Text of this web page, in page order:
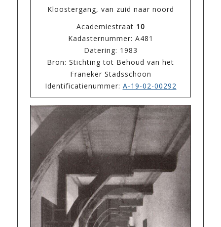
Kloostergang, van zuid naar noord
Academiestraat 10
Kadasternummer: A481
Datering: 1983
Bron: Stichting tot Behoud van het
Franeker Stadsschoon
Identificatienummer: A-19-02-00292